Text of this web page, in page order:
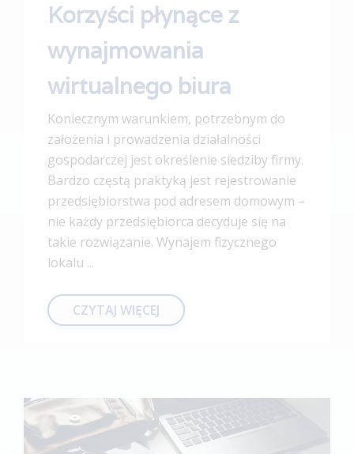
Korzyści płynące z
wynajmowania
wirtualnego biura
Koniecznym warunkiem, potrzebnym do
założenia i prowadzenia działalności
gospodarczej jest określenie siedziby firmy.
Bardzo częstą praktyką jest rejestrowanie
przedsiębiorstwa pod adresem domowym –
nie każdy przedsiębiorca decyduje się na
takie rozwiązanie. Wynajem fizycznego
lokalu ...
CZYTAJ WIĘCEJ